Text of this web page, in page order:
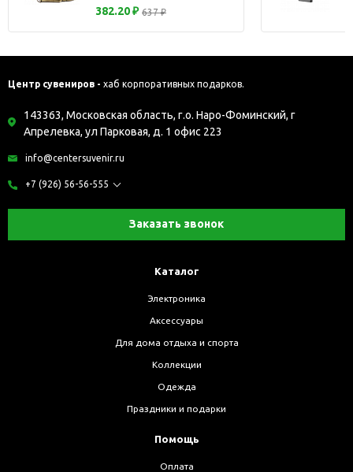
382.20 ₽ 637 ₽
Центр сувениров - хаб корпоративных подарков.
143363, Московская область, г.о. Наро-Фоминский, г
Апрелевка, ул Парковая, д. 1 офис 223
info@centersuvenir.ru
+7 (926) 56-56-555
Заказать звонок
Каталог
Электроника
Аксессуары
Для дома отдыха и спорта
Коллекции
Одежда
Праздники и подарки
Помощь
Оплата